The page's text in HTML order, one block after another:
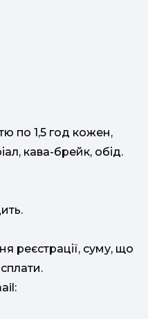
по 1,5 год кожен,
кава-брейк, обід.
реєстрації, суму, що